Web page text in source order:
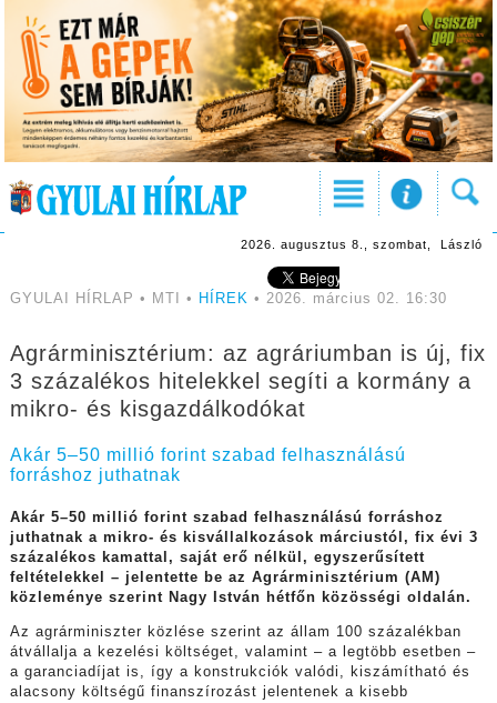
2026. augusztus 8., szombat, László
GYULAI HÍRLAP • MTI • HÍREK • 2026. március 02. 16:30
Agrárminisztérium: az agráriumban is új, fix
3 százalékos hitelekkel segíti a kormány a
mikro- és kisgazdálkodókat
Akár 5–50 millió forint szabad felhasználású
forráshoz juthatnak
Akár 5–50 millió forint szabad felhasználású forráshoz
juthatnak a mikro- és kisvállalkozások márciustól, fix évi 3
százalékos kamattal, saját erő nélkül, egyszerűsített
feltételekkel – jelentette be az Agrárminisztérium (AM)
közleménye szerint Nagy István hétfőn közösségi oldalán.
Az agrárminiszter közlése szerint az állam 100 százalékban
átvállalja a kezelési költséget, valamint – a legtöbb esetben –
a garanciadíjat is, így a konstrukciók valódi, kiszámítható és
alacsony költségű finanszírozást jelentenek a kisebb